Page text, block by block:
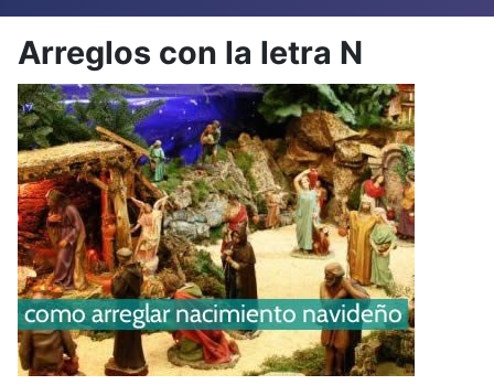
Arreglos con la letra N